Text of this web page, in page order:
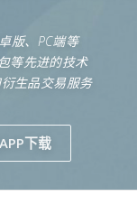
队
版、PC端等
等先进的技术
生品交易服务
下载